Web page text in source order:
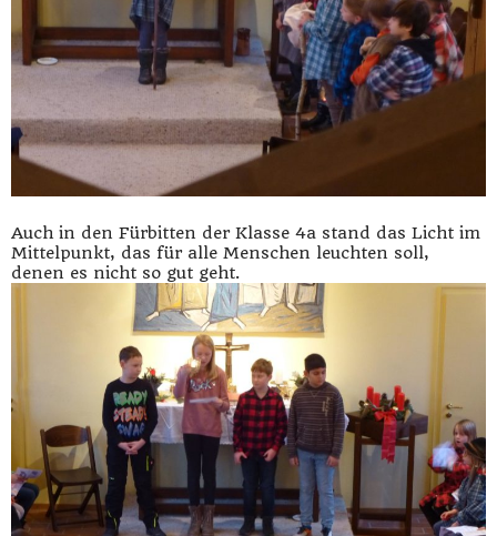
Auch in den Fürbitten der Klasse 4a stand das Licht im
Mittelpunkt, das für alle Menschen leuchten soll,
denen es nicht so gut geht.